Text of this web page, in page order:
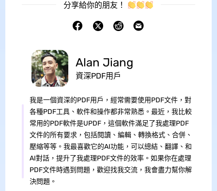
分享給你的朋友！
Alan Jiang
資深PDF用戶
我是一個資深的PDF用戶，經常需要使用PDF文件，對
各種PDF工具、軟件和操作都非常熟悉。最近，我比較
常用的PDF軟件是UPDF，這個軟件滿足了我處理PDF
文件的所有要求，包括閱讀、編輯、轉換格式、合併、
壓縮等等。我最喜歡它的AI功能，可以總結、翻譯、和
AI對話，提升了我處理PDF文件的效率。如果你在處理
PDF文件時遇到問題，歡迎找我交流，我會盡力幫你解
決問題。